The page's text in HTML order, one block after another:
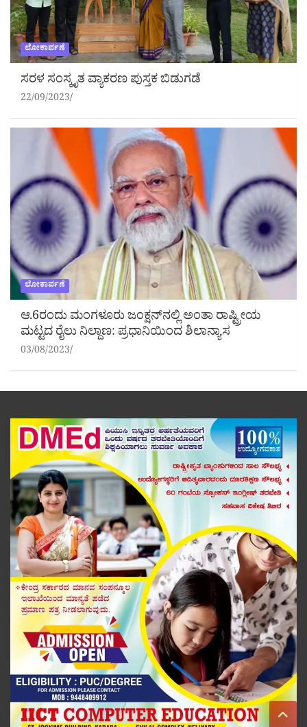
ಲೋಕಾರ್ಪಣೆ
ಸರಳ ಸಂಸ್ಕೃತ ವ್ಯಾಕರಣ ಪುಸ್ತಕ ಬಿಡುಗಡೆ
22/09/2023
ಲೋಕಾರ್ಪಣೆ
ಆ.6ರಂದು ಮಂಗಳೂರು ಜಂಕ್ಷನ್‌ನಲ್ಲಿ ಅಂತಾ ರಾಷ್ಟ್ರೀಯ
ಮಟ್ಟದ ರೈಲು ನಿಲ್ದಾಣ: ಪ್ರಧಾನಿಯಿಂದ ಶಿಲಾನ್ಯಾಸ
03/08/2023